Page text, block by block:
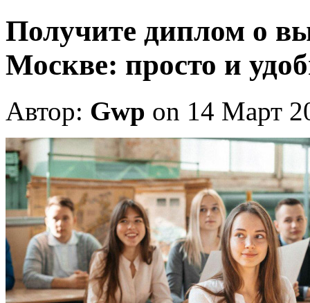
Получите диплом о
Москве: просто и
Автор: Gwp on 14 Март